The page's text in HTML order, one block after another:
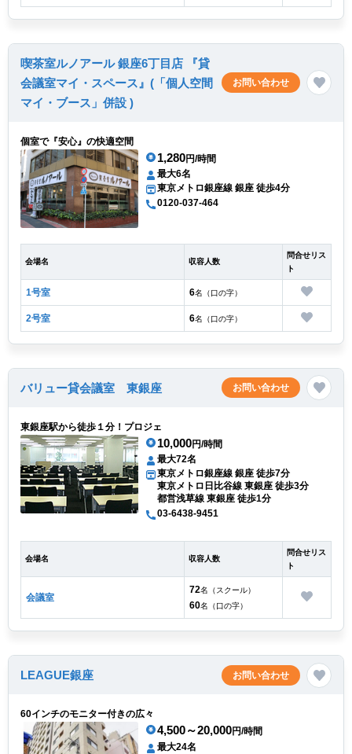
喫茶室ルノアール 銀座6丁目店 『貸
会議室マイ・スペース』(「個人空間
マイ・ブース」併設 )
お問い合わせ
個室で『安心』の快適空間
1,280円/時間
最大6名
東京メトロ銀座線 銀座 徒歩4分
0120-037-464
会場名 収容人数
問合せリス
ト
1号室 6名（口の字）
2号室 6名（口の字）
バリュー貸会議室 東銀座 お問い合わせ
東銀座駅から徒歩１分！プロジェ
10,000円/時間
最大72名
東京メトロ銀座線 銀座 徒歩7分
東京メトロ日比谷線 東銀座 徒歩3分
都営浅草線 東銀座 徒歩1分
03-6438-9451
会場名 収容人数
問合せリス
ト
会議室
72名（スクール）
60名（口の字）
LEAGUE銀座 お問い合わせ
60インチのモニター付きの広々
4,500～20,000円/時間
最大24名